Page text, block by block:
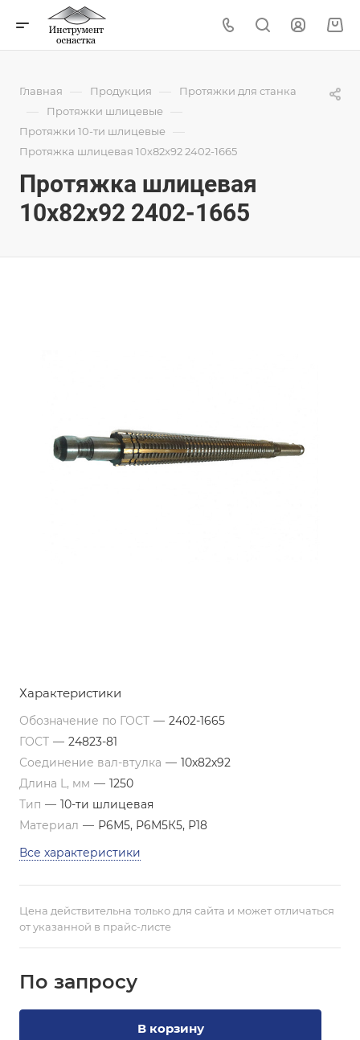
Главная — Продукция — Протяжки для станка
— Протяжки шлицевые —
Протяжки 10-ти шлицевые —
Протяжка шлицевая 10x82x92 2402-1665
Протяжка шлицевая
10x82x92 2402-1665
Характеристики
Обозначение по ГОСТ — 2402-1665
ГОСТ — 24823-81
Соединение вал-втулка — 10х82х92
Длина L, мм — 1250
Тип — 10-ти шлицевая
Материал — Р6М5, Р6М5К5, Р18
Все характеристики
Цена действительна только для сайта и может отличаться
от указанной в прайс-листе
По запросу
В корзину